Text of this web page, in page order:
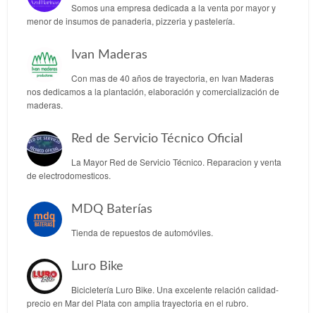
Somos una empresa dedicada a la venta por mayor y
menor de insumos de panaderia, pizzeria y pastelería.
Ivan Maderas
Con mas de 40 años de trayectoria, en Ivan Maderas
nos dedicamos a la plantación, elaboración y comercialización de
maderas.
Red de Servicio Técnico Oficial
La Mayor Red de Servicio Técnico. Reparacion y venta
de electrodomesticos.
MDQ Baterías
Tienda de repuestos de automóviles.
Luro Bike
Bicicletería Luro Bike. Una excelente relación calidad-
precio en Mar del Plata con amplia trayectoria en el rubro.